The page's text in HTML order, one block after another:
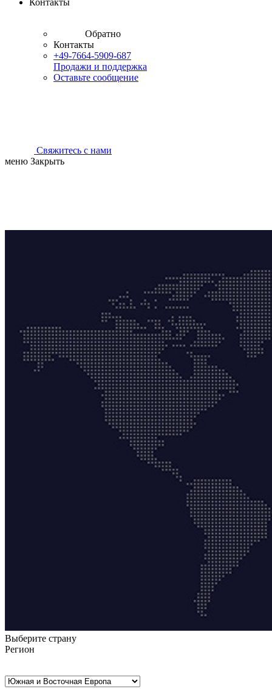
Контакты
Обратно
Контакты
+49-7664-5909-687
Продажи и поддержка
Оставьте сообщение
Свяжитесь с нами
меню Закрыть
Выберите страну
Регион